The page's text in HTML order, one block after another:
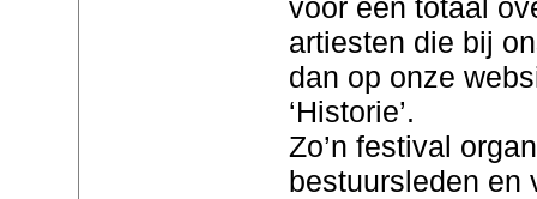
artiesten die bij
dan op onze
‘Historie’.
Zo’n festival
bestuursleden en